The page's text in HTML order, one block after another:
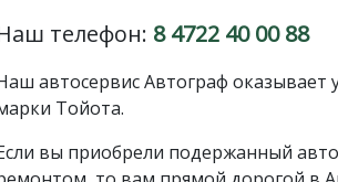
телефон: 8 4722 40 00 88
автосервис Автограф оказывает
Тойота.
вы приобрели подержанный